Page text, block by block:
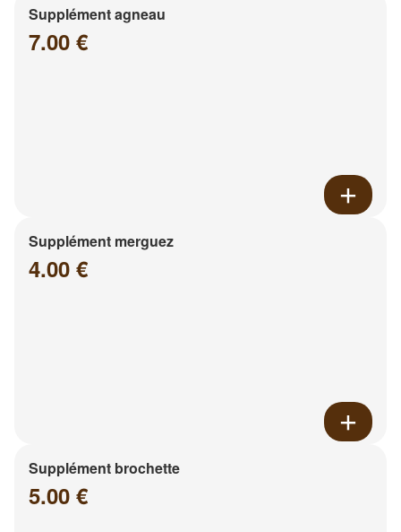
Supplément agneau
7.00 €
Supplément merguez
4.00 €
Supplément brochette
5.00 €